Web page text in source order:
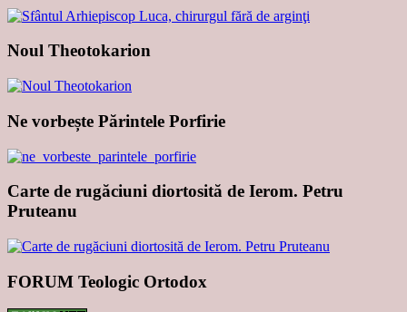
Noul Theotokarion
Ne vorbește Părintele Porfirie
Carte de rugăciuni diortosită de Ierom. Petru
Pruteanu
FORUM Teologic Ortodox